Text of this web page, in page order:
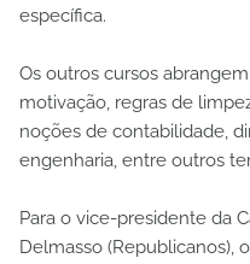
específica.
Os outros cursos
motivação, regras de
noções de contabilidade,
engenharia, entre outros
Para o vice-presidente da
Delmasso (Republicanos),